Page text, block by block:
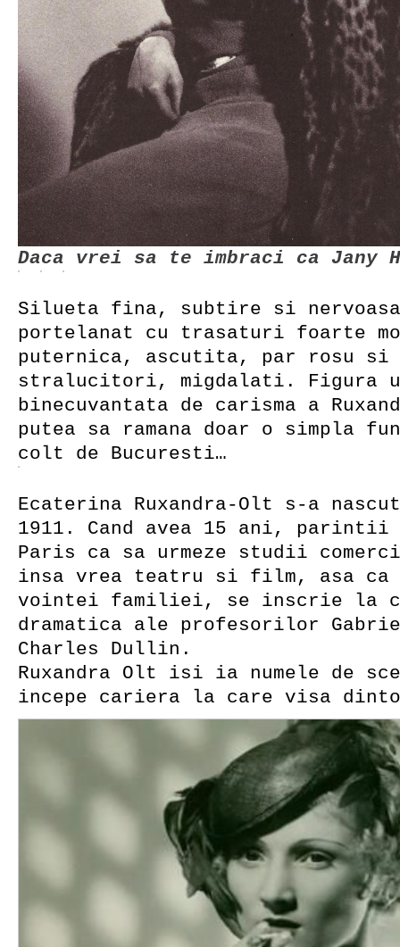
Daca vrei sa te imbraci ca Jany
Silueta fina, subtire si
portelanat cu trasaturi foarte
puternica, ascutita, par rosu si
stralucitori, migdalati. Figura
binecuvantata de carisma a
putea sa ramana doar o simpla
colt de Bucuresti…
Ecaterina Ruxandra-Olt s-a
1911. Cand avea 15 ani,
Paris ca sa urmeze studii
insa vrea teatru si film, asa ca
vointei familiei, se inscrie la
dramatica ale profesorilor
Charles Dullin.
Ruxandra Olt isi ia numele de
incepe cariera la care visa